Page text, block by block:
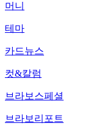
머니
테마
카드뉴스
컷&칼럼
브라보스페셜
브라보리포트